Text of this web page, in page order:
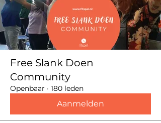
Free Slank Doen
Community
Openbaar · 180 leden
Aanmelden